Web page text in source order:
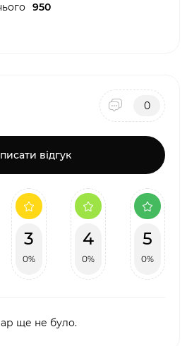
950
0
відгук
3
0%
4
0%
5
0%
ще не було.